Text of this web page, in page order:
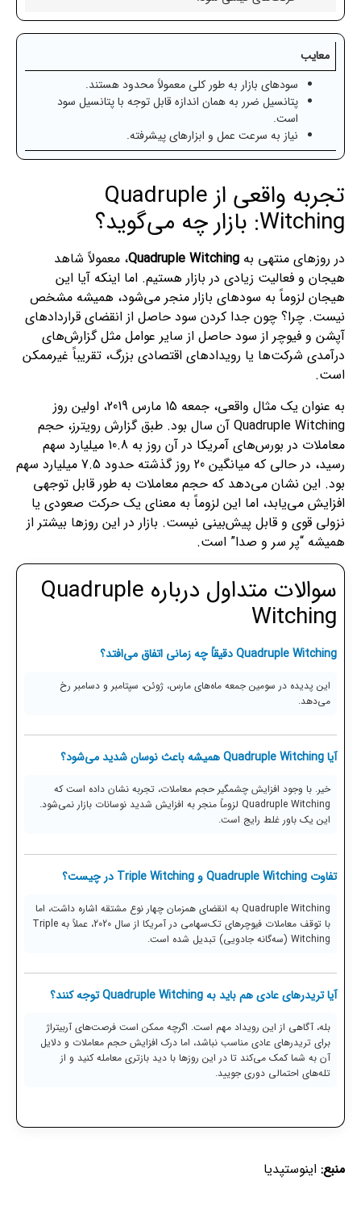
معایب
سودهای بازار به طور کلی معمولاً محدود هستند.
پتانسیل ضرر به همان اندازه قابل توجه با پتانسیل سود
است.
نیاز به سرعت عمل و ابزارهای پیشرفته.
تجربه واقعی از Quadruple
Witching: بازار چه می‌گوید؟
در روزهای منتهی به Quadruple Witching، معمولاً شاهد
هیجان و فعالیت زیادی در بازار هستیم. اما اینکه آیا این
هیجان لزوماً به سودهای بازار منجر می‌شود، همیشه مشخص
نیست. چرا؟ چون جدا کردن سود حاصل از انقضای قراردادهای
آپشن و فیوچر از سود حاصل از سایر عوامل مثل گزارش‌های
درآمدی شرکت‌ها یا رویدادهای اقتصادی بزرگ، تقریباً غیرممکن
است.
به عنوان یک مثال واقعی، جمعه 15 مارس 2019، اولین روز
Quadruple Witching آن سال بود. طبق گزارش رویترز، حجم
معاملات در بورس‌های آمریکا در آن روز به 10.8 میلیارد سهم
رسید، در حالی که میانگین 20 روز گذشته حدود 7.5 میلیارد سهم
بود. این نشان می‌دهد که حجم معاملات به طور قابل توجهی
افزایش می‌یابد، اما این لزوماً به معنای یک حرکت صعودی یا
نزولی قوی و قابل پیش‌بینی نیست. بازار در این روزها بیشتر از
همیشه “پر سر و صدا” است.
سوالات متداول درباره Quadruple
Witching
Quadruple Witching دقیقاً چه زمانی اتفاق می‌افتد؟
این پدیده در سومین جمعه ماه‌های مارس، ژوئن، سپتامبر و دسامبر رخ
می‌دهد.
آیا Quadruple Witching همیشه باعث نوسان شدید می‌شود؟
خیر. با وجود افزایش چشمگیر حجم معاملات، تجربه نشان داده است که
Quadruple Witching لزوماً منجر به افزایش شدید نوسانات بازار نمی‌شود.
این یک باور غلط رایج است.
تفاوت Quadruple Witching و Triple Witching در چیست؟
Quadruple Witching به انقضای همزمان چهار نوع مشتقه اشاره داشت، اما
با توقف معاملات فیوچرهای تک‌سهامی در آمریکا از سال 2020، عملاً به Triple
Witching (سه‌گانه جادویی) تبدیل شده است.
آیا تریدرهای عادی هم باید به Quadruple Witching توجه کنند؟
بله، آگاهی از این رویداد مهم است. اگرچه ممکن است فرصت‌های آربیتراژ
برای تریدرهای عادی مناسب نباشد، اما درک افزایش حجم معاملات و دلایل
آن به شما کمک می‌کند تا در این روزها با دید بازتری معامله کنید و از
تله‌های احتمالی دوری جویید.
منبع: اینوستپدیا